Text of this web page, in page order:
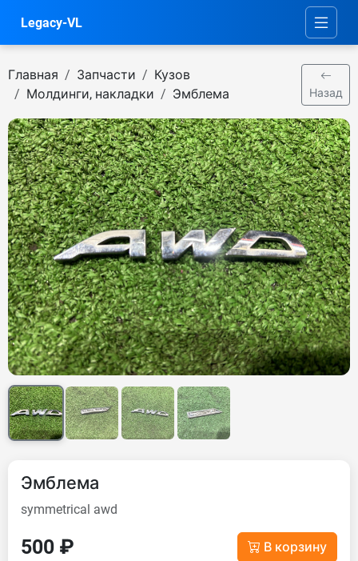
Legacy-VL
Главная Запчасти
Кузов
Молдинги, накладки
Эмблема Назад
Эмблема
symmetrical awd
500 ₽ В корзину